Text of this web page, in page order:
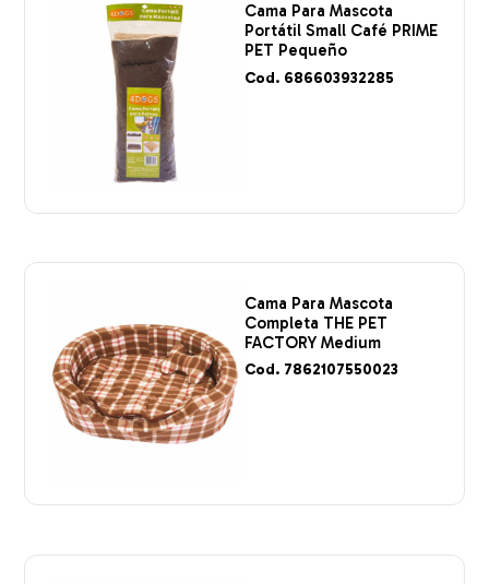
Cama Para Mascota
Portátil Small Café PRIME
PET Pequeño
Cod. 686603932285
Cama Para Mascota
Completa THE PET
FACTORY Medium
Cod. 7862107550023